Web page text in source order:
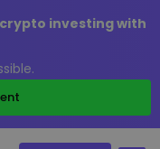
investing with